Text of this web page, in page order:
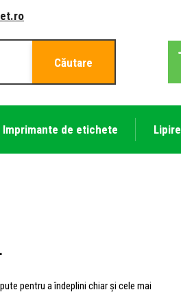
Căutare
Imprimante de etichete Lipire
pentru a îndeplini chiar și cele mai